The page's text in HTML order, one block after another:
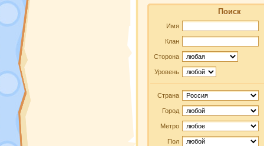
Поиск
Имя
Клан
Сторона
Уровень
Страна
Город
Метро
Пол